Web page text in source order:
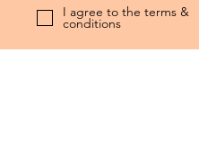
I agree to the terms &
conditions